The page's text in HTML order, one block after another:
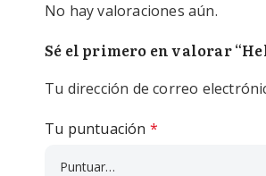
No hay valoraciones aún.
Sé el primero en valorar
Tu dirección de correo
Tu puntuación *